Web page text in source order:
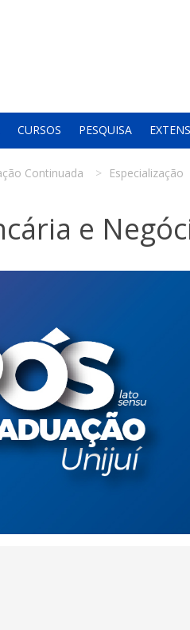
CURSOS PESQUISA
Continuada Especialização
e